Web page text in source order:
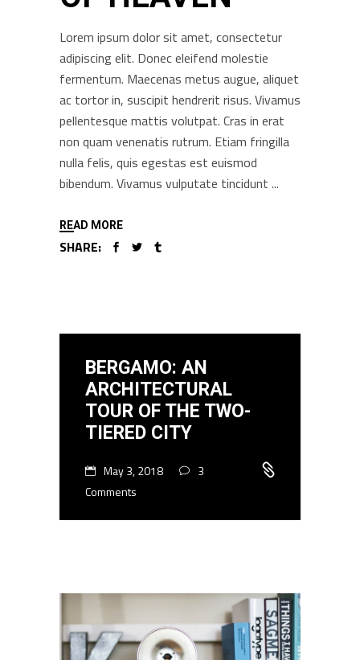
Lorem ipsum dolor sit amet, consectetur
adipiscing elit. Donec eleifend molestie
fermentum. Maecenas metus augue, aliquet
ac tortor in, suscipit hendrerit risus. Vivamus
pellentesque mattis volutpat. Cras in erat
non quam venenatis rutrum. Etiam fringilla
nulla felis, quis egestas est euismod
bibendum. Vivamus vulputate tincidunt
READ MORE
SHARE:
BERGAMO: AN
ARCHITECTURAL
TOUR OF THE TWO-
TIERED CITY
May 3, 2018
3
Comments